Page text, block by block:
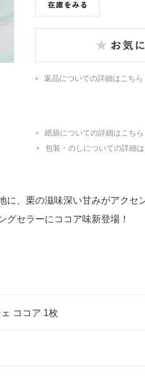
返品についての詳細はこちら
紙袋についての詳細はこちら
包装・のしについての詳細
、栗の滋味深い甘みがアクセ
セラーにココア味新登場！
ココア 1枚